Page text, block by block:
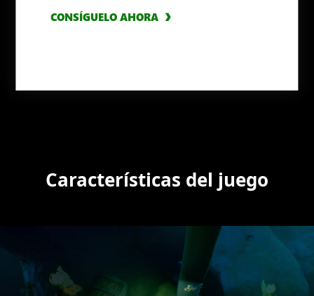
CONSÍGUELO AHORA
Características del juego